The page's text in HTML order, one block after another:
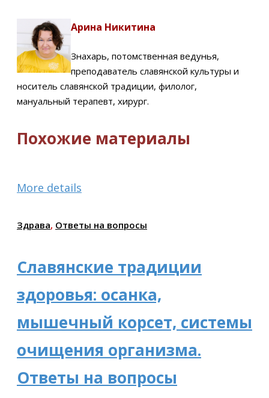
Арина Никитина
Знахарь, потомственная ведунья,
преподаватель славянской культуры и
носитель славянской традиции, филолог,
мануальный терапевт, хирург.
Похожие материалы
More details
Здрава, Ответы на вопросы
Славянские традиции
здоровья: осанка,
мышечный корсет, системы
очищения организма.
Ответы на вопросы